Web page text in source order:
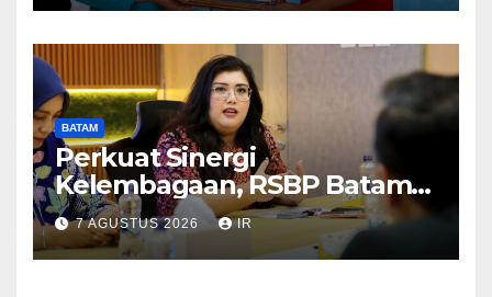
BATAM
Perkuat Sinergi
Kelembagaan, RSBP Batam
dan BPOM Pastikan
Pelayanan dan Ketersediaan
Obat Aman
7 AGUSTUS 2026 IR